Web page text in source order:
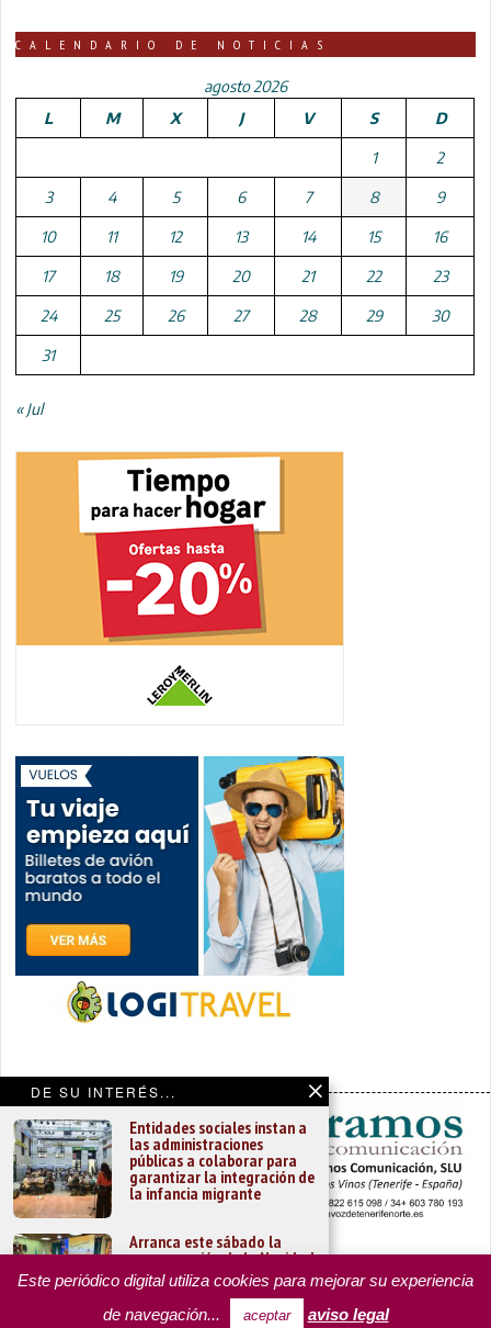
DE SU INTERÉS...
Entidades sociales instan a
las administraciones
públicas a colaborar para
garantizar la integración de
la infancia migrante
Arranca este sábado la
programación de la Navidad
guanchera
CALENDARIO DE NOTICIAS
agosto 2026
L
M X J V S D
1 2
3 4 5 6 7 8 9
10 11 12 13 14 15 16
17 18 19 20 21 22 23
24 25 26 27 28 29 30
31
« Jul
PORTADA YCODEN DAUTE (7)
VALLE DE LA OROTAVA (3)
ACENTEJO (5)
INSULAR REGIONAL
CULTURA
OPINIÓN
MISCELÁNEA
PROGRAMAS DE YCODEN DAUTE RADIO
Este periódico digital utiliza cookies para mejorar su experiencia
de navegación...
aceptar aviso legal